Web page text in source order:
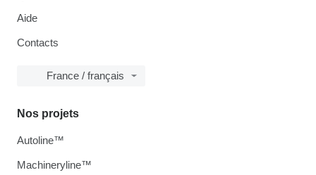
Aide
Contacts
France / français
Nos projets
Autoline™
Machineryline™